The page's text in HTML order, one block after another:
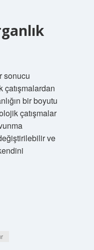
sonucu
bir boyutu
çatışmalar
ve